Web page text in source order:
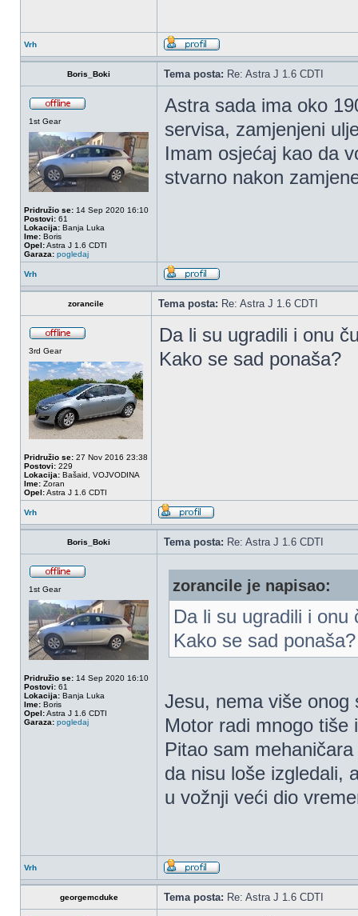
Vrh
Boris_Boki Tema posta: Re: Astra J 1.6 CDTI
1st Gear
Pridružio se: 14 Sep 2020 16:10
Postovi: 61
Lokacija: Banja Luka
Ime: Boris
Opel:Astra J 1.6 CDTI
Garaza: pogledaj
Astra sada ima oko
servisa, zamjenjeni
Imam osjećaj kao da
stvarno nakon
Vrh
zorancile Tema posta: Re: Astra J 1.6 CDTI
3rd Gear
Pridružio se: 27 Nov 2016 23:38
Postovi: 229
Lokacija: Bašaid, VOJVODINA
Ime: Zoran
Opel:Astra J 1.6 CDTI
Da li su ugradili i onu
Kako se sad ponaša?
Vrh
Boris_Boki Tema posta: Re: Astra J 1.6 CDTI
1st Gear
Pridružio se: 14 Sep 2020 16:10
Postovi: 61
Lokacija: Banja Luka
Ime: Boris
Opel:Astra J 1.6 CDTI
Garaza: pogledaj
zorancile je napisao:
Da li su ugradili i onu
Kako se sad ponaša?
Jesu, nema više onog
Motor radi mnogo tiše
Pitao sam
da nisu loše izgledali,
u vožnji veći dio
Vrh
georgemcduke Tema posta: Re: Astra J 1.6 CDTI